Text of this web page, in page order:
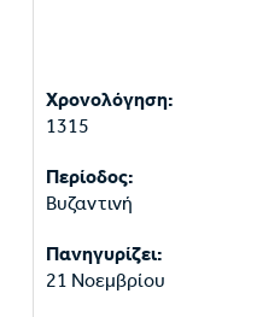
Χρονολόγηση:
1315
Περίοδος:
Βυζαντινή
Πανηγυρίζει:
21 Νοεμβρίου